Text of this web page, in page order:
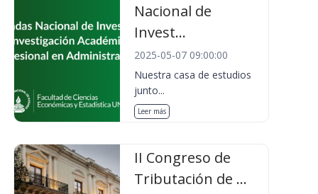
Nacional de
Invest...
2025-05-07 09:00:00
Nuestra casa de estudios
junto...
Leer más
II Congreso de
Tributación de ...